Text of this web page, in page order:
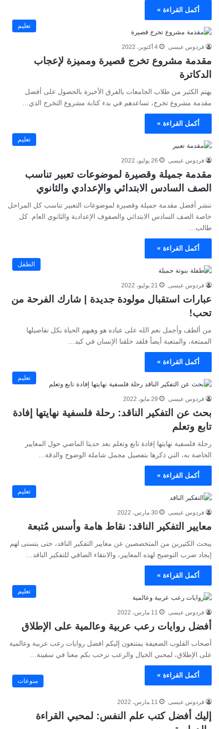
أكمل القراءة »
تعليم
فردوس عيسى 4 أكتوبر، 2022
مقدمة مشروع تخرج قصيرة ومميزة لإعجاب
الدكاترة
يهتم الكثير من طلاب الجامعات بالفرق الأخيرة بالحصول على أفضل
مقدمة مشروع تخرج، تساعدهم في بدء كتابة مشروع التخرج الذي…
أكمل القراءة »
تعليم
فردوس عيسى 26 يوليو، 2022
مقدمة جميلة وقصيرة لموضوعات تعبير تناسب
الصف السادس الابتدائي والإعدادي والثانوي
ننشر أفضل مقدمة جميلة وقصيرة لموضوعات التعبير تناسب كل المراحل
خاصة الصف السادس الابتدائي والصفوف الإعدادية والثانوي العام. كل
طالب…
أكمل القراءة »
الطفل
فردوس عيسى 21 يوليو، 2022
عبارات استقبال مولودة جديدة | شارك الفرحة من
تحب!
من ألطف وأجمل نعم الله على عباده هو وهبهم الحياة بكل تفاصيلها
الممتعة، والمتعبة أيضاً فلقد خلقنا الإنسان في كبد…
أكمل القراءة »
تعليم
فردوس عيسى 29 مايو، 2022
بحث عن التفكير الناقد: رحلة فلسفية نهايتها إفادة
تابع وتعلم
رحلة فلسفية نهايتها إفادة تابع وتعلم بعد حديثا الماضي حول المعايير
الخاصة به، التي ذكرها بتفصيل مجمل شاملة الوضوح والدقة…
أكمل القراءة »
تعليم
فردوس عيسى 30 مارس، 2022
معايير التفكير الناقد: نقاط هامة وأسس مُتبعة
يبحث الكثيرين من المتخصصين عن معايير التفكير الناقد، حتى يتسنى لهم
إيجاد ضرب التوضيح لهذه المعايير، والانتقاء الصافي للتفكير الناقد…
أكمل القراءة »
تعليم
فردوس عيسى 11 مارس، 2022
أفضل روايات رعب عربية وعالمية على الإطلاق
أصحاب القلوب الضعيفة يمتنعون إليكم افضل روايات رعب عربية وعالمية
على الإطلاق، لمحبي الخيال والرعب نرحب بكم معنا في سفينة…
أكمل القراءة »
منوعات
فردوس عيسى 11 مارس، 2022
إليك أفضل كتب علم النفس: لمحبي القراءة